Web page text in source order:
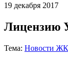
19 декабря 2017
Лицензию
Тема: Новости